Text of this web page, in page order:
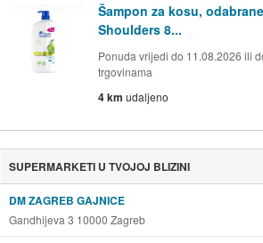
Šampon za kosu,
Shoulders 8...
Ponuda vrijedi do 11.08.2026 ili
trgovinama
4 km udaljeno
SUPERMARKETI U TVOJOJ BLIZINI
DM ZAGREB GAJNICE
Gandhijeva 3 10000 Zagreb